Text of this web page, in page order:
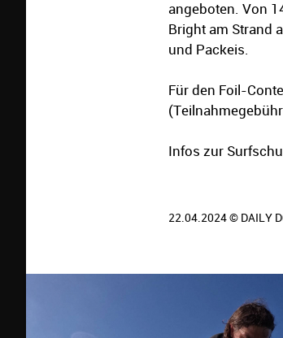
angeboten. Von
Bright am Strand
und Packeis.
Für den Foil-
Infos zur
22.04.2024 © DAILY